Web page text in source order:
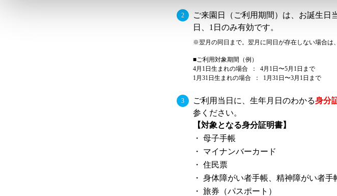
ご来園日（ご利用期間）は、お誕生日
日、1日のみ有効です。
※翌月の同日まで。翌月に同日が存在しない場合は
■ご利用対象期間（例）
4月1日生まれの場合 ： 4月1日〜5月1日まで
1月31日生まれの場合 ： 1月31日〜3月1日まで
ご利用当日に、生年月日のわかる身分
参ください。
【対象となる身分証明書】
母子手帳
マイナンバーカード
住民票
身体障がい者手帳、精神障がい者手
旅券（パスポート）